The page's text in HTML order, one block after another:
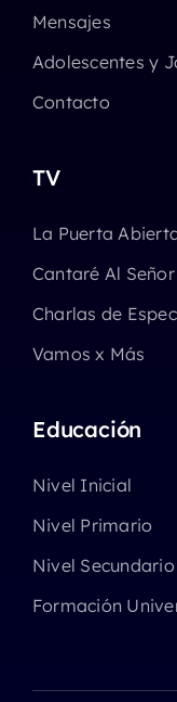
Mensajes
Adolescentes y
Contacto
TV
La Puerta
Cantaré Al Señor
Charlas de
Vamos x Más
Educación
Nivel Inicial
Nivel Primario
Nivel Secundario
Formación